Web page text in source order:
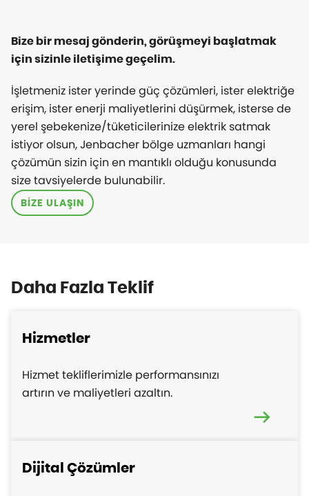
Bize bir mesaj gönderin, görüşmeyi başlatmak
için sizinle iletişime geçelim.
İşletmeniz ister yerinde güç çözümleri, ister elektriğe
erişim, ister enerji maliyetlerini düşürmek, isterse de
yerel şebekenize/tüketicilerinize elektrik satmak
istiyor olsun, Jenbacher bölge uzmanları hangi
çözümün sizin için en mantıklı olduğu konusunda
size tavsiyelerde bulunabilir.
BİZE ULAŞIN
Daha Fazla Teklif
Hizmetler
Hizmet tekliflerimizle performansınızı
artırın ve maliyetleri azaltın.
Dijital Çözümler